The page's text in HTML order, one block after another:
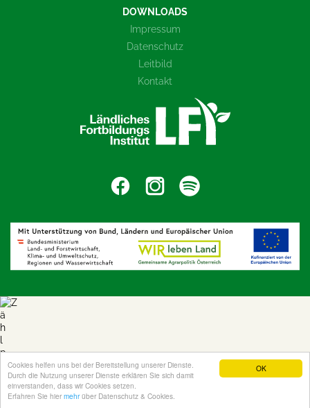
OK
Cookies helfen uns bei der Bereitstellung unserer Dienste.
Durch die Nutzung unserer Dienste erklären Sie sich damit
einverstanden, dass wir Cookies setzen.
Erfahren Sie hier mehrüber Datenschutz & Cookies.
DOWNLOADS
Impressum
Datenschutz
Leitbild
Kontakt